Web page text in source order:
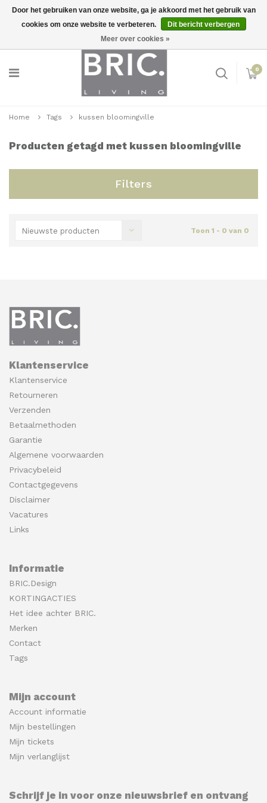
Inloggen
0
Home Tags kussen bloomingville
Producten getagd met kussen bloomingville
Filters
Nieuwste producten Toon 1 - 0 van 0
Klantenservice
Klantenservice
Retourneren
Verzenden
Betaalmethoden
Garantie
Algemene voorwaarden
Privacybeleid
Contactgegevens
Disclaimer
Vacatures
Links
Informatie
BRIC.Design
KORTINGACTIES
Het idee achter BRIC.
Merken
Contact
Tags
Mijn account
Account informatie
Mijn bestellingen
Mijn tickets
Mijn verlanglijst
Schrijf je in voor onze nieuwsbrief en ontvang
Door het gebruiken van onze website, ga je akkoord met het gebruik van
cookies om onze website te verbeteren.
Dit bericht verbergen
Meer over cookies »